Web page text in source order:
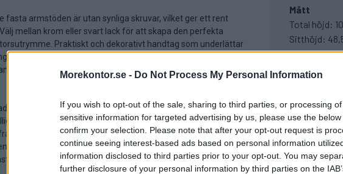
Morekontor.se - Do Not Process My Personal Information
If you wish to opt-out of the sale, sharing to third parties, or processing
sensitive information for targeted advertising by us, please use the
confirm your selection. Please note that after your opt-out request is
continue seeing interest-based ads based on personal information
information disclosed to third parties prior to your opt-out. You may
further disclosure of your personal information by third parties on the
fasta armstöden är utan synliga skruvar, vilket ger ett rent
mellan krom eller svart lack för att skapa den perfekta
Praktiskt och dekorativt handtag som underlättar
5-stjärnigt fotkryss i klassisk polerad aluminium eller modern
nylonhjul.
tiltmekanism låsbar i fyra olika lägen, justerbar spänning
stoppning av polyuretanskum ger maximal komfort.
som minskar trycket mot låren och ger en god
Välj klädsel: tyg Xtreme, slitstarkt konstläder eller äkta
i samma tyg/läder som vald klädsel.
Mått
Total höjd:
Sitthöjd:
Djup: 68 cm
Bredd: 68 cm
Vikt: 18 kg